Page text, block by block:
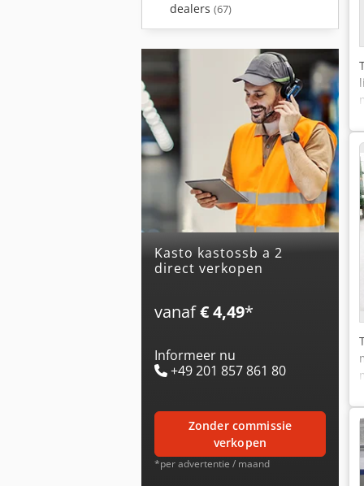
dealers (67)
kasto kastossb a 2
direct verkopen
vanaf€ 4,49*
Informeer nu
+49 201 857 861 80
zonder commissie
verkopen
*per advertentie / maand